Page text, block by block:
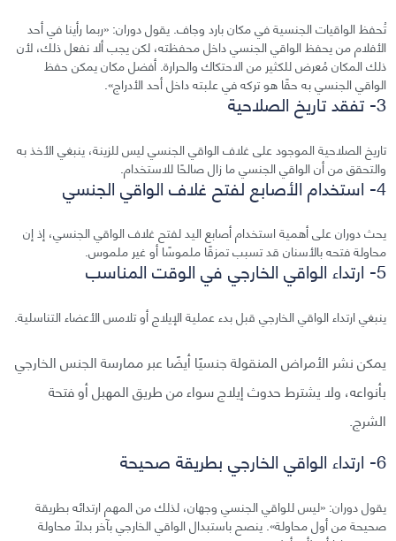
تُحفظ الواقيات الجنسية في مكان بارد وجاف. يقول دوران: «ربما رأينا في أحد
الأفلام من يحفظ الواقي الجنسي داخل محفظته، لكن يجب ألا نفعل ذلك، لأن
ذلك المكان مُعرض للكثير من الاحتكاك والحرارة. أفضل مكان يمكن حفظ
الواقي الجنسي به حقًا هو تركه في علبته داخل أحد الأدراج».
3- تفقد تاريخ الصلاحية
تاريخ الصلاحية الموجود على غلاف الواقي الجنسي ليس للزينة، ينبغي الأخذ به
والتحقق من أن الواقي الجنسي ما زال صالحًا للاستخدام.
4- استخدام الأصابع لفتح غلاف الواقي الجنسي
يحث دوران على أهمية استخدام أصابع اليد لفتح غلاف الواقي الجنسي، إذ إن
محاولة فتحه بالأسنان قد تسبب تمزقًا ملموسًا أو غير ملموس.
5- ارتداء الواقي الخارجي في الوقت المناسب
ينبغي ارتداء الواقي الخارجي قبل بدء عملية الإيلاج أو تلامس الأعضاء التناسلية.
يمكن نشر الأمراض المنقولة جنسيًا أيضًا عبر ممارسة الجنس الخارجي
بأنواعه، ولا يشترط حدوث إيلاج سواء من طريق المهبل أو فتحة
الشرج.
6- ارتداء الواقي الخارجي بطريقة صحيحة
يقول دوران: «ليس للواقي الجنسي وجهان، لذلك من المهم ارتدائه بطريقة
صحيحة من أول محاولة». ينصح باستبدال الواقي الخارجي بآخر بدلًا محاولة